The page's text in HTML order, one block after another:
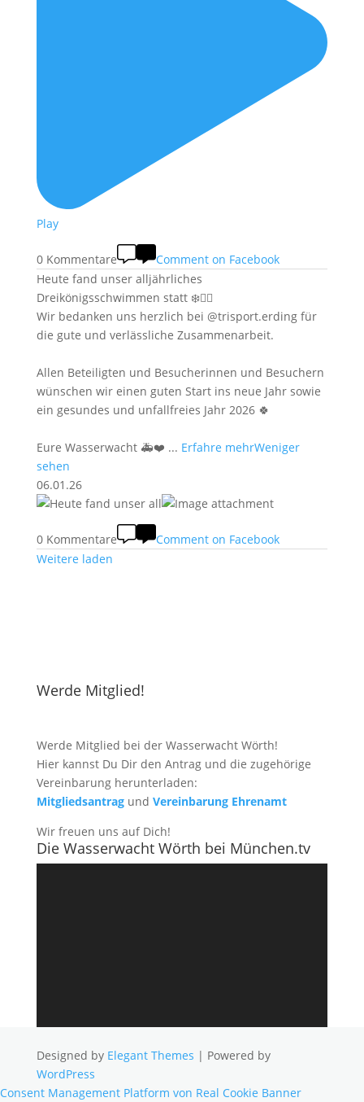
Play
0 Kommentare
Comment on Facebook
Heute fand unser alljährliches
Dreikönigsschwimmen statt ❄️🏊‍♂️
Wir bedanken uns herzlich bei @trisport.erding für
die gute und verlässliche Zusammenarbeit.
Allen Beteiligten und Besucherinnen und Besuchern
wünschen wir einen guten Start ins neue Jahr sowie
ein gesundes und unfallfreies Jahr 2026 🍀
Eure Wasserwacht 🚑❤️ ... Erfahre mehrWeniger
sehen
06.01.26
0 Kommentare
Comment on Facebook
Weitere laden
Werde Mitglied!
Werde Mitglied bei der Wasserwacht Wörth!
Hier kannst Du Dir den Antrag und die zugehörige
Vereinbarung herunterladen:
Mitgliedsantrag und Vereinbarung Ehrenamt
Wir freuen uns auf Dich!
Die Wasserwacht Wörth bei München.tv
Designed by Elegant Themes | Powered by
WordPress
Consent Management Platform von Real Cookie Banner